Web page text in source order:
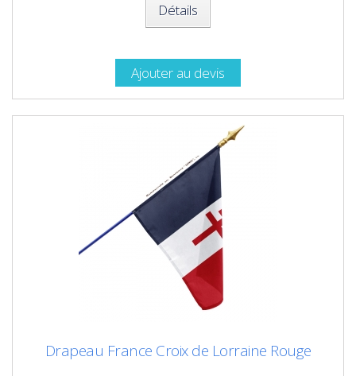
Détails
Ajouter au devis
Drapeau France Croix de Lorraine Rouge